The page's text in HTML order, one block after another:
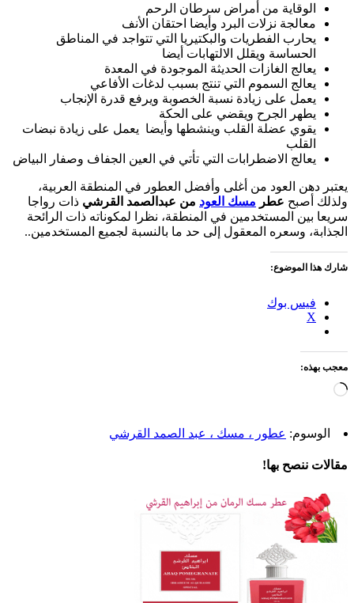
الوقاية من أمراض سرطان الرحم
معالجة نزلات البرد وأيضا احتقان الأنف
يحارب الفطريات والبكتيريا التي تتواجد في المناطق
الحساسة ويقلل الالتهابات أيضا
يعالج الغازات الحديثة الموجودة في المعدة
يعالج السموم التي تنتج بسبب لدغات الأفاعي
يعمل على زيادة نسبة الخصوبة ويرفع قدرة الإنجاب
يطهر الجرح ويقضي على الحكة
يقوي عضلة القلب وينشطها وأيضا يعمل على زيادة نبضات
القلب
يعالج الاضطرابات التي تأتي في العين الجفاف وصفار البياض
يعتبر دهن العود من أغلى وأفضل العطور في المنطقة العربية،
ولذلك أصبح عطر مسك العود من عبدالصمد القرشي ذات رواجا
سريعا بين المستخدمين في المنطقة، نظرا لمكوناته ذات الرائحة
الجذابة، وسعره المعقول إلى حد ما بالنسبة لجميع المستخدمين..
شارك هذا الموضوع:
فيس بوك
X
معجب بهذه:
جاري
الوسوم: عطور ، مسك ، عبد الصمد القرشي
مقالات ننصح بها!